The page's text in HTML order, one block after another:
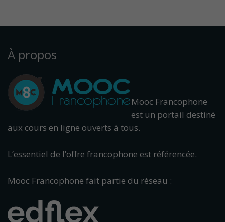
À propos
Mooc Francophone
est un portail destiné
aux cours en ligne ouverts à tous.
L’essentiel de l’offre francophone est référencée.
Mooc Francophone fait partie du réseau :